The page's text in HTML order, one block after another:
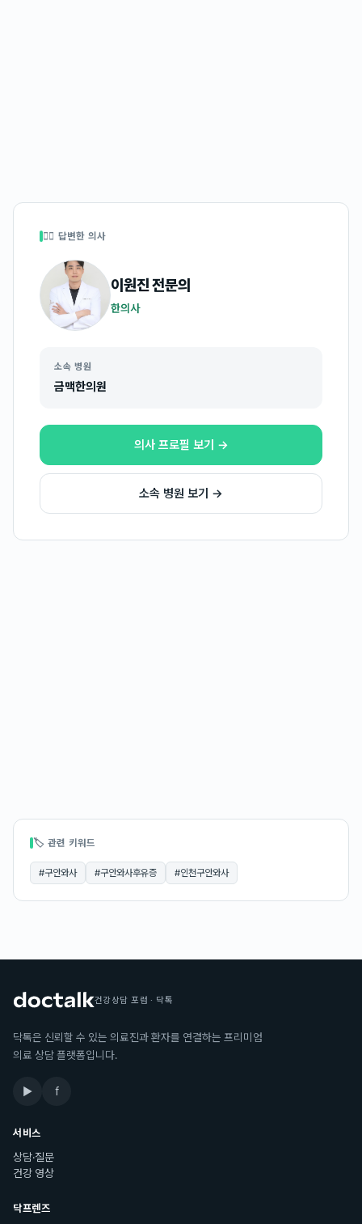
👩‍⚕️ 답변한 의사
이원진전문의
한의사
소속 병원
금맥한의원
의사 프로필 보기 →
소속 병원 보기 →
🏷 관련 키워드
#구안와사 #구안와사후유증 #인천구안와사
건강상담 포럼 · 닥톡
닥톡은 신뢰할 수 있는 의료진과 환자를 연결하는 프리미엄
의료 상담 플랫폼입니다.
▶ f
서비스
상담·질문
건강 영상
닥프렌즈